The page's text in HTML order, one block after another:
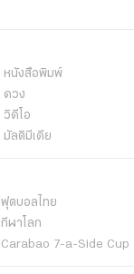
หนังสือพิมพ์
ดวง
วิดีโอ
มัลติมีเดีย
ฟุตบอลไทย
กีฬาโลก
Carabao 7-a-Side Cup